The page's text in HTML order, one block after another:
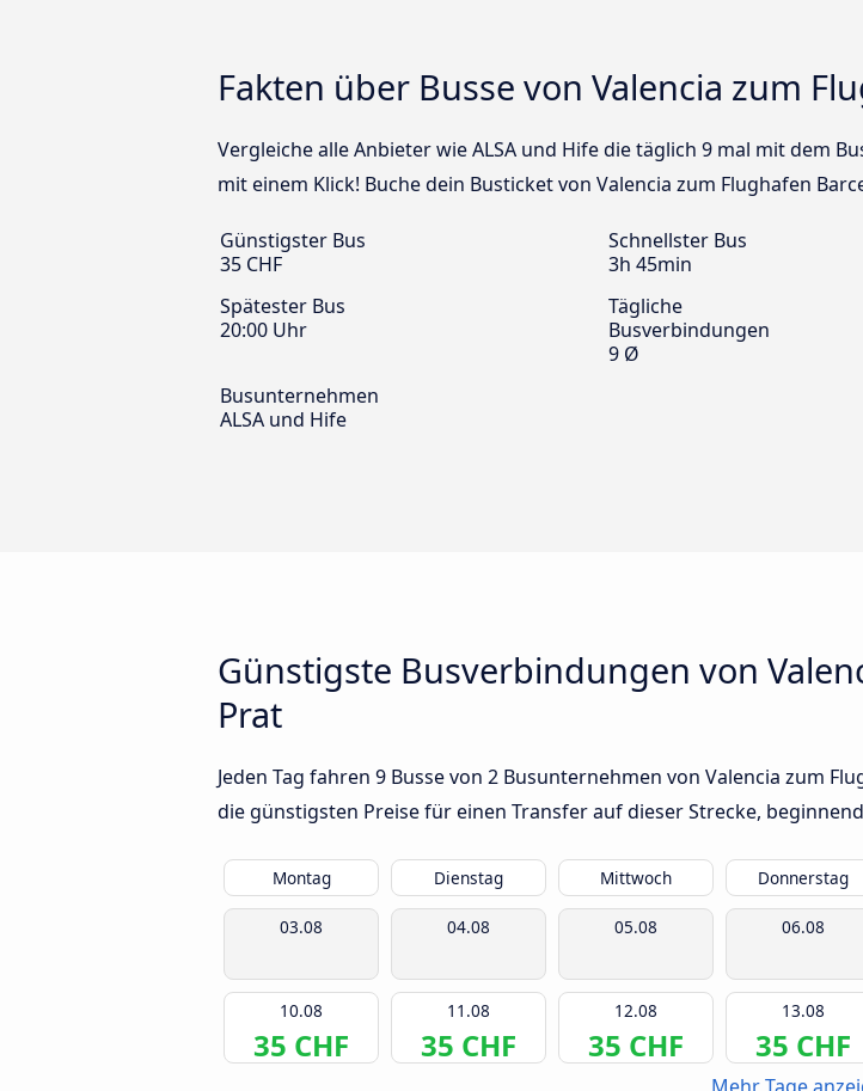
Fakten über Busse von Valencia zum
Vergleiche alle Anbieter wie ALSA und Hife die täglich 9 mal mit dem
mit einem Klick! Buche dein Busticket von Valencia zum Flughafen
Günstigster Bus
35 CHF
Schnellster Bus
3h 45min
Spätester Bus
20:00 Uhr
Tägliche
Busverbindungen
9 Ø
Busunternehmen
ALSA und Hife
Günstigste Busverbindungen von
Prat
Jeden Tag fahren 9 Busse von 2 Busunternehmen von Valencia zum
die günstigsten Preise für einen Transfer auf dieser Strecke,
Montag Dienstag Mittwoch Donnerstag
03.08 04.08 05.08 06.08
10.08
35 CHF
11.08
35 CHF
12.08
35 CHF
13.08
35 CHF